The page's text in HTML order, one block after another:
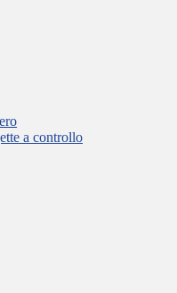
a controllo